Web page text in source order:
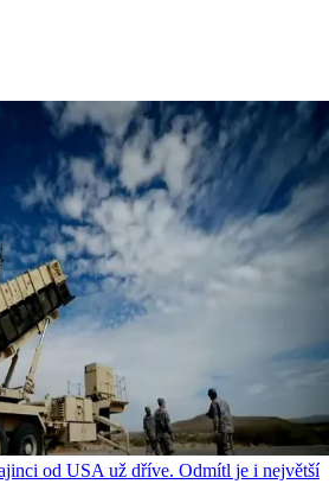
od USA už dříve. Odmítl je i největší